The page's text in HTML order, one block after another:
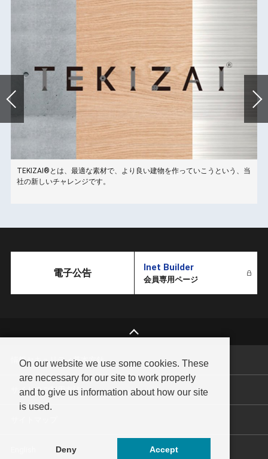
TEKIZAI®とは、最適な素材で、より良い建物を作っていこうという、当
社の新しいチャレンジです。
電子公告 Inet Builder
会員専用ページ
情報セキュリティ基本方針
サイトのご利用方法
On our website we use some cookies. These
are necessary for our site to work properly
and to give us information about how our site
is used.
Deny Accept